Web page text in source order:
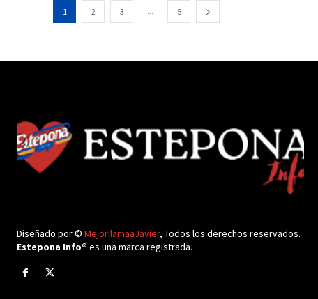
1 2 3 ... 5
Diseñado por © MejorllamaaJavier, Todos los derechos reservados.
Estepona Info® es una marca registrada.